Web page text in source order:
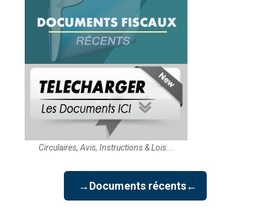
Circulaires, Avis, Instructions & Lois...
→Documents récents←